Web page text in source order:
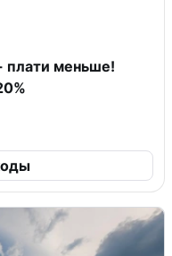
плати меньше!